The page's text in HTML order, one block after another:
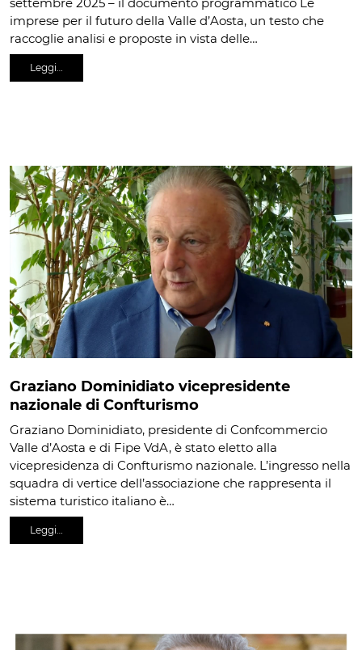
imprese per il futuro della Valle d’Aosta, un testo che
raccoglie analisi e proposte in vista delle…
Leggi…
Graziano Dominidiato vicepresidente
nazionale di Confturismo
Graziano Dominidiato, presidente di Confcommercio
Valle d’Aosta e di Fipe VdA, è stato eletto alla
vicepresidenza di Confturismo nazionale. L’ingresso nella
squadra di vertice dell’associazione che rappresenta il
sistema turistico italiano è…
Leggi…